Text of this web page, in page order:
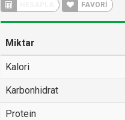
FAVORİ
Miktar
Kalori
Karbonhidrat
Protein